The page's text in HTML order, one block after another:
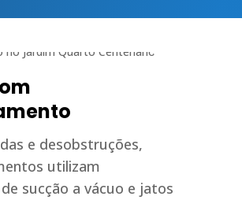
e desobstruções,
utilizam
sucção a vácuo e jatos